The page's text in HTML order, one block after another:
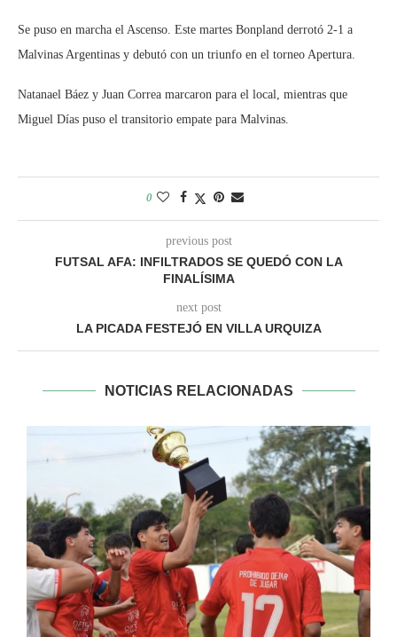
Se puso en marcha el Ascenso. Este martes Bonpland derrotó 2-1 a
Malvinas Argentinas y debutó con un triunfo en el torneo Apertura.
Natanael Báez y Juan Correa marcaron para el local, mientras que
Miguel Días puso el transitorio empate para Malvinas.
0
previous post
FUTSAL AFA: INFILTRADOS SE QUEDÓ CON LA
FINALÍSIMA
next post
LA PICADA FESTEJÓ EN VILLA URQUIZA
NOTICIAS RELACIONADAS